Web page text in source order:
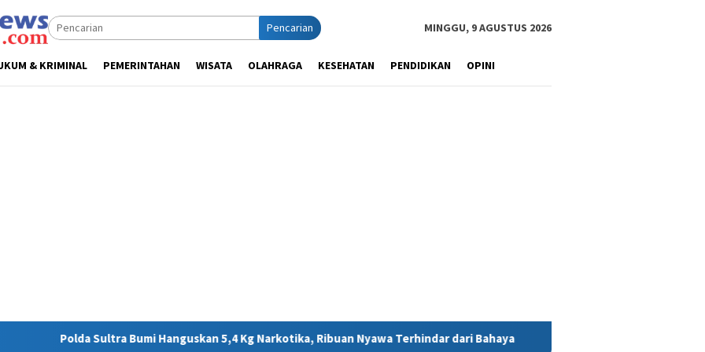
Pencarian MINGGU, 9 AGUSTUS 2026
& KRIMINAL PEMERINTAHAN WISATA OLAHRAGA KESEHATAN PENDIDIKAN OPINI
Hanguskan 5,4 Kg Narkotika, Ribuan Nyawa Terhindar dari Bahaya MIND ID Tegaskan Dukungan Penuh Bagi PT Vale